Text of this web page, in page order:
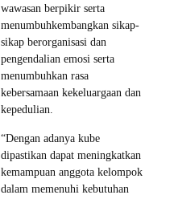
wawasan berpikir serta
menumbuhkembangkan sikap-
sikap berorganisasi dan
pengendalian emosi serta
menumbuhkan rasa
kebersamaan kekeluargaan dan
kepedulian.
“Dengan adanya kube
dipastikan dapat meningkatkan
kemampuan anggota kelompok
dalam memenuhi kebutuhan